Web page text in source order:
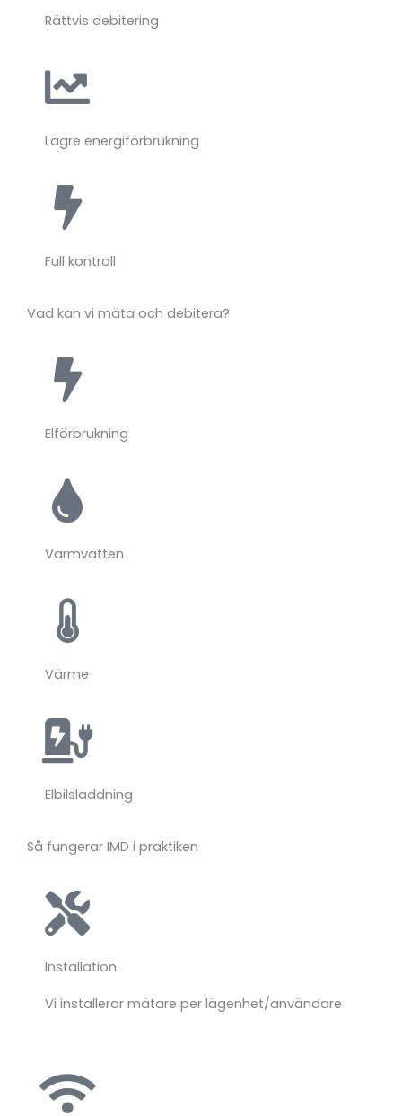
Rättvis debitering
Lägre energiförbrukning
Full kontroll
Vad kan vi mäta och debitera?
Elförbrukning
Varmvatten
Värme
Elbilsladdning
Så fungerar IMD i praktiken
Installation
Vi installerar mätare per lägenhet/användare